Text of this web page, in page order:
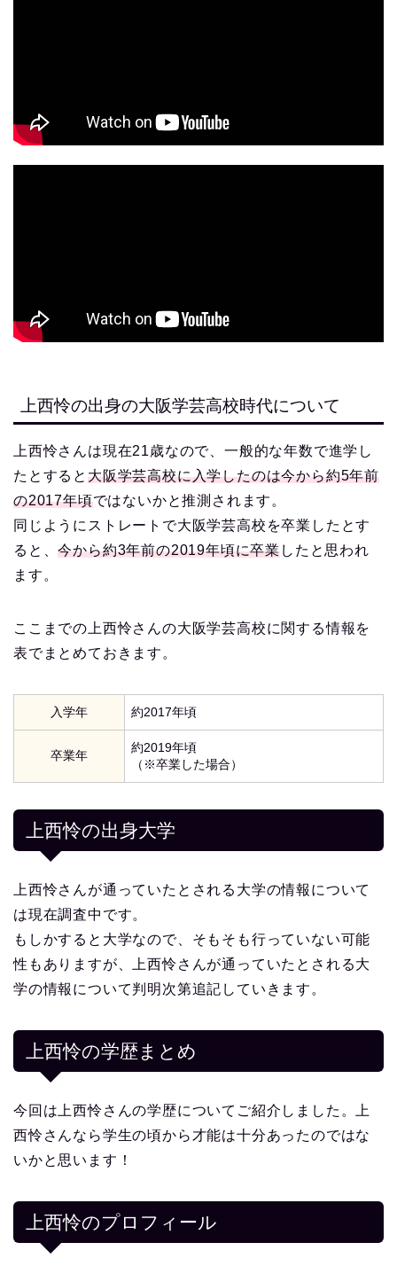
上西怜の出身の大阪学芸高校時代について
上西怜さんは現在21歳なので、一般的な年数で進学し
たとすると 大阪学芸高校に入学したのは今から約5年前
の2017年頃ではないかと推測されます。
同じようにストレートで大阪学芸高校を卒業したとす
ると、今から約3年前の2019年頃に卒業したと思われ
ます。
ここまでの上西怜さんの大阪学芸高校に関する情報を
表でまとめておきます。
入学年 約2017年頃
卒業年
約2019年頃
（※卒業した場合）
上西怜の出身大学
上西怜さんが通っていたとされる大学の情報について
は現在調査中です。
もしかすると大学なので、そもそも行っていない可能
性もありますが、上西怜さんが通っていたとされる大
学の情報について判明次第追記していきます。
上西怜の学歴まとめ
今回は上西怜さんの学歴についてご紹介しました。上
西怜さんなら学生の頃から才能は十分あったのではな
いかと思います！
上西怜のプロフィール